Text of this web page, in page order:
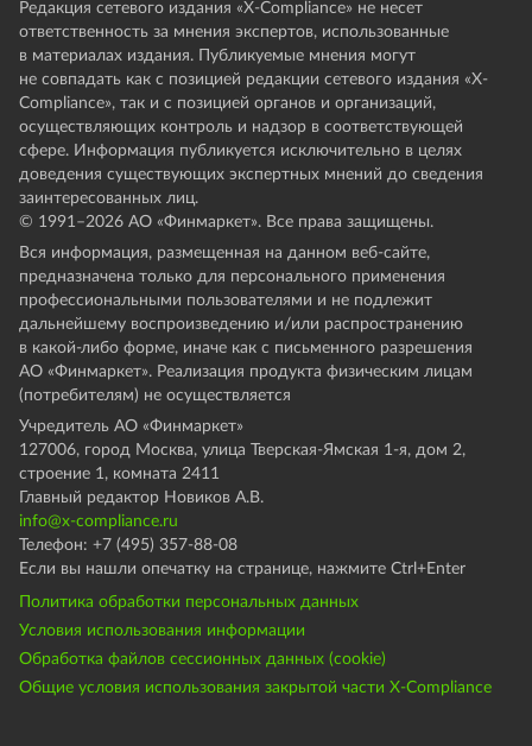
Редакция сетевого издания «X-Compliance» не несет
ответственность за мнения экспертов, использованные
в материалах издания. Публикуемые мнения могут
не совпадать как с позицией редакции сетевого издания «X-
Compliance», так и с позицией органов и организаций,
осуществляющих контроль и надзор в соответствующей
сфере. Информация публикуется исключительно в целях
доведения существующих экспертных мнений до сведения
заинтересованных лиц.
© 1991–2026 АО «Финмаркет». Все права защищены.
Вся информация, размещенная на данном веб-сайте,
предназначена только для персонального применения
профессиональными пользователями и не подлежит
дальнейшему воспроизведению и/или распространению
в какой-либо форме, иначе как с письменного разрешения
АО «Финмаркет». Реализация продукта физическим лицам
(потребителям) не осуществляется
Учредитель АО «Финмаркет»
127006, город Москва, улица Тверская-Ямская 1-я, дом 2,
строение 1, комната 2411
Главный редактор Новиков А.В.
info@x-compliance.ru
Телефон: +7 (495) 357-88-08
Если вы нашли опечатку на странице, нажмите Ctrl+Enter
Политика обработки персональных данных
Условия использования информации
Обработка файлов сессионных данных (cookie)
Общие условия использования закрытой части X-Compliance